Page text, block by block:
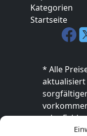
Kategorien
Startseite
* Alle
oder